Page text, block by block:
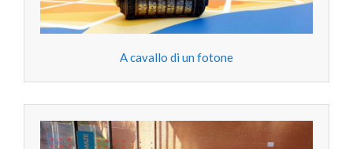
A cavallo di un fotone